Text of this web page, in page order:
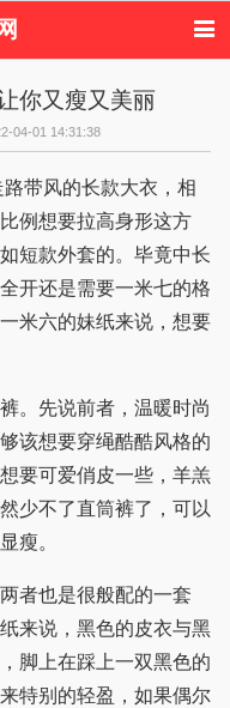
情感
健康
家庭
你又瘦又美丽
04-01 14:31:38
带风的长款大衣，相
例想要拉高身形这方
短款外套的。毕竟中长
开还是需要一米七的格
米六的妹纸来说，想要
先说前者，温暖时尚
该想要穿绳酷酷风格的
要可爱俏皮一些，羊羔
少不了直筒裤了，可以
瘦。
也是很般配的一套
来说，黑色的皮衣与黑
脚上在踩上一双黑色的
特别的轻盈，如果偶尔